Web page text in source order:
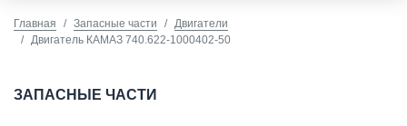
Главная Запасные части
Двигатели
Двигатель КАМАЗ 740.622-1000402-50
ЗАПАСНЫЕ ЧАСТИ